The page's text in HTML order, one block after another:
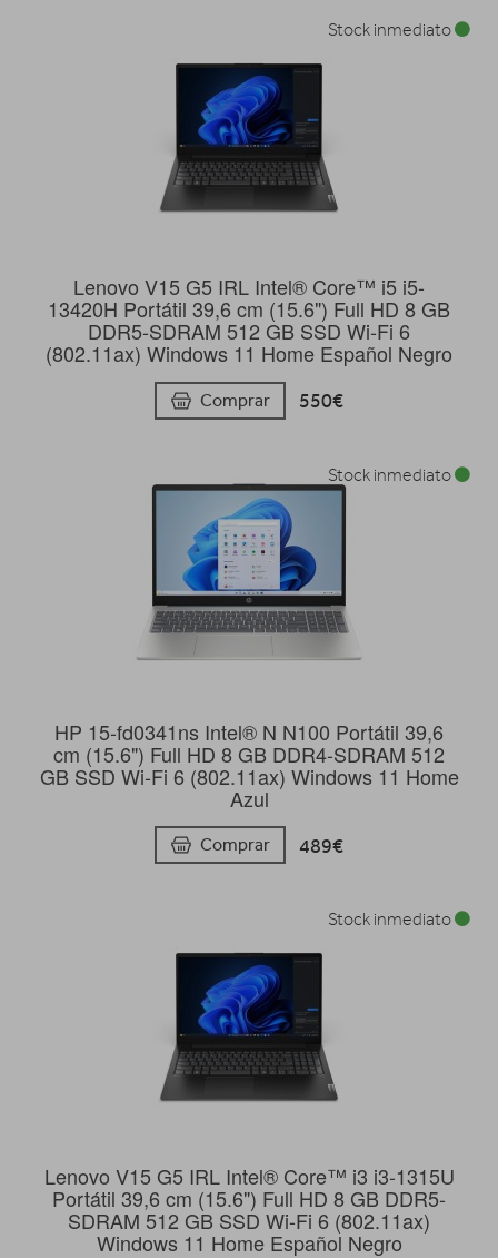
Lenovo V15 G5 IRL Intel® Core™ i5 i5-
13420H Portátil 39,6 cm (15.6") Full HD 8 GB
DDR5-SDRAM 512 GB SSD Wi-Fi 6
(802.11ax) Windows 11 Home Español Negro
Comprar 550€
Stock inmediato
HP 15-fd0341ns Intel® N N100 Portátil 39,6
cm (15.6") Full HD 8 GB DDR4-SDRAM 512
GB SSD Wi-Fi 6 (802.11ax) Windows 11 Home
Azul
Comprar 489€
Stock inmediato
Lenovo V15 G5 IRL Intel® Core™ i3 i3-1315U
Portátil 39,6 cm (15.6") Full HD 8 GB DDR5-
SDRAM 512 GB SSD Wi-Fi 6 (802.11ax)
Windows 11 Home Español Negro
Stock inmediato